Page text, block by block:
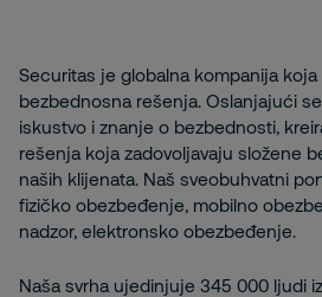
Securitas je globalna kompanija
bezbednosna rešenja. Oslanjajući
iskustvo i znanje o bezbednosti,
rešenja koja zadovoljavaju složene
naših klijenata. Naš sveobuhvatni
fizičko obezbeđenje, mobilno
nadzor, elektronsko obezbeđenje.
Naša svrha ujedinjuje 345 000 ljudi